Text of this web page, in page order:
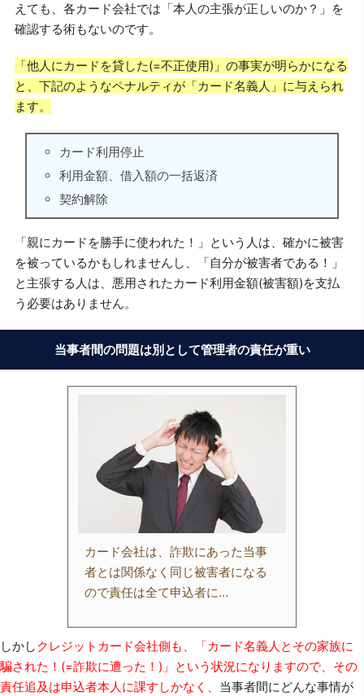
えても、各カード会社では「本人の主張が正しいのか？」を
確認する術もないのです。
「他人にカードを貸した(=不正使用)」の事実が明らかになる
と、下記のようなペナルティが「カード名義人」に与えられ
ます。
カード利用停止
利用金額、借入額の一括返済
契約解除
「親にカードを勝手に使われた！」という人は、確かに被害
を被っているかもしれませんし、「自分が被害者である！」
と主張する人は、悪用されたカード利用金額(被害額)を支払
う必要はありません。
当事者間の問題は別として管理者の責任が重い
カード会社は、詐欺にあった当事
者とは関係なく同じ被害者になる
ので責任は全て申込者に…
しかしクレジットカード会社側も、「カード名義人とその家族に
騙された！(=詐欺に遭った！)」という状況になりますので、その
責任追及は申込者本人に課すしかなく、 当事者間にどんな事情が